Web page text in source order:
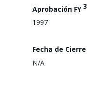
Aprobación FY3
1997
Fecha de Cierre
N/A